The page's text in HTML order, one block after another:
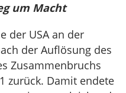
um Macht
der USA an der
der Auflösung des
Zusammenbruchs
zurück. Damit endete